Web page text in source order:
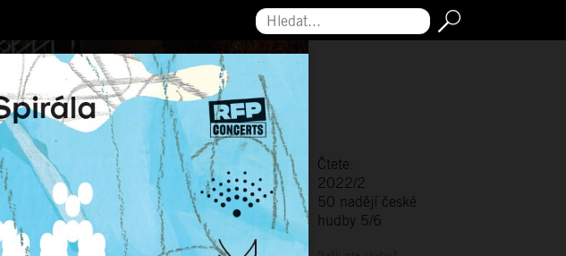
Hledat...
Čtete:
2022/2
50 nadějí české
hudby 5/6